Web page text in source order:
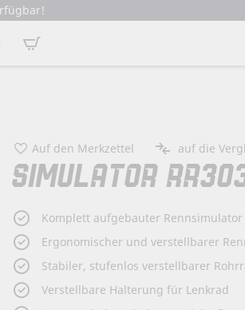
Mein Warenkorb
SIMULATOR
Komplett aufgebauter Rennsimulator
Ergonomischer und verstellbarer
Stabiler, stufenlos verstellbarer
Verstellbare Halterung für Lenkrad
Auf den Merkzettel auf die